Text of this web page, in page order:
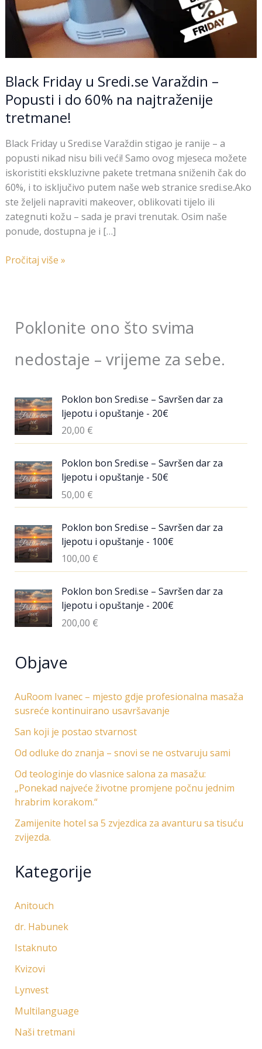
Black Friday u Sredi.se Varaždin –
Popusti i do 60% na najtraženije
tretmane!
Black Friday u Sredi.se Varaždin stigao je ranije – a
popusti nikad nisu bili veći! Samo ovog mjeseca možete
iskoristiti ekskluzivne pakete tretmana sniženih čak do
60%, i to isključivo putem naše web stranice sredi.se.Ako
ste željeli napraviti makeover, oblikovati tijelo ili
zategnuti kožu – sada je pravi trenutak. Osim naše
ponude, dostupna je i […]
Pročitaj više »
Poklonite ono što svima
nedostaje – vrijeme za sebe.
Poklon bon Sredi.se – Savršen dar za
ljepotu i opuštanje - 20€
20,00 €
Poklon bon Sredi.se – Savršen dar za
ljepotu i opuštanje - 50€
50,00 €
Poklon bon Sredi.se – Savršen dar za
ljepotu i opuštanje - 100€
100,00 €
Poklon bon Sredi.se – Savršen dar za
ljepotu i opuštanje - 200€
200,00 €
Objave
AuRoom Ivanec – mjesto gdje profesionalna masaža
susreće kontinuirano usavršavanje
San koji je postao stvarnost
Od odluke do znanja – snovi se ne ostvaruju sami
Od teologinje do vlasnice salona za masažu:
„Ponekad najveće životne promjene počnu jednim
hrabrim korakom.“
Zamijenite hotel sa 5 zvjezdica za avanturu sa tisuću
zvijezda.
Kategorije
Anitouch
dr. Habunek
Istaknuto
Kvizovi
Lynvest
Multilanguage
Naši tretmani